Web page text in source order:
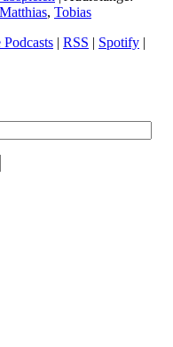
Matthias, Tobias
RSS Spotify